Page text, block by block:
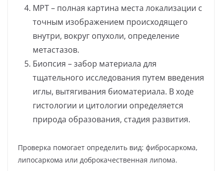
МРТ – полная картина места локализации с
точным изображением происходящего
внутри, вокруг опухоли, определение
метастазов.
Биопсия – забор материала для
тщательного исследования путем введения
иглы, вытягивания биоматериала. В ходе
гистологии и цитологии определяется
природа образования, стадия развития.
Проверка помогает определить вид: фибросаркома,
липосаркома или доброкачественная липома.